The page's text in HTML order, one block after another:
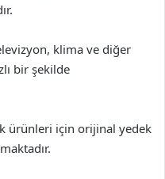
klima ve diğer
bir şekilde
ürünleri için orijinal yedek